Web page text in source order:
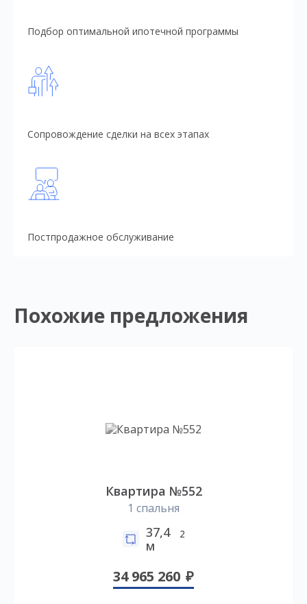
Подбор оптимальной ипотечной программы
Сопровождение сделки на всех этапах
Постпродажное обслуживание
Похожие предложения
Квартира №552
1 спальня
37,4
м
2
34 965 260